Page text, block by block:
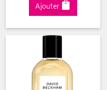
Ajouter